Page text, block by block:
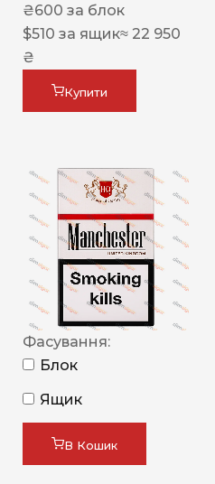
₴600 за блок
$510 за ящик≈ 22 950
₴
Купити
Фасування:
Блок
Ящик
В Кошик